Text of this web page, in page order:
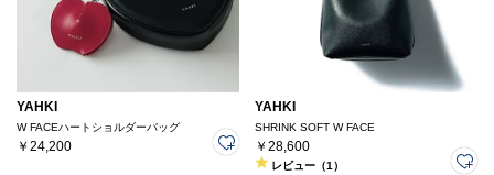
YAHKI
W FACEハートショルダーバッグ
￥24,200
YAHKI
SHRINK SOFT W FACE
￥28,600
レビュー（1）